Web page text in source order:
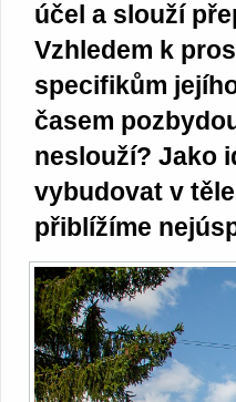
účel a slouží
Vzhledem k
specifikům
časem
neslouží? Jako
vybudovat v
přiblížíme